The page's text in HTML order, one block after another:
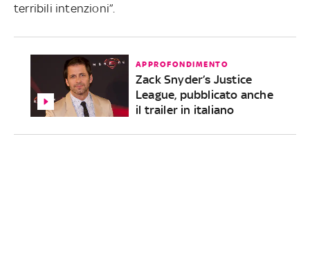
terribili intenzioni”.
APPROFONDIMENTO
Zack Snyder’s Justice
League, pubblicato anche
il trailer in italiano